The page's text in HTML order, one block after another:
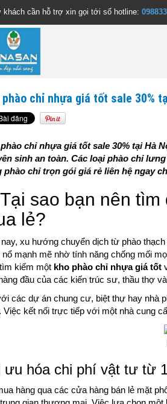
khách cần hỗ trợ xin gọi tới số hotline:
phào chỉ nhựa giá tốt sale 30%
chỉ nhựa giá tốt sale 30% tại Hà
sinh an toàn. Các loại phào chỉ
phào chỉ trọn gói giá rẻ liên hệ ngay
sao bạn nên
lẻ?
nay, xu hướng chuyển dịch từ phào
nổ mạnh mẽ nhờ tính năng chống mối
kiếm một kho phào chỉ nhựa giá tốt
đầu của các kiến trúc sư, thầu thợ
các dự án chung cư, biệt thự hay nhà
Việc kết nối trực tiếp với một nhà cung
ưu hóa chi phí vật tư từ
hàng qua các cửa hàng bán lẻ mặt